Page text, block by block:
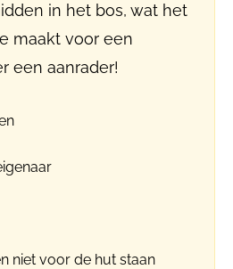
in het bos, wat het
maakt voor een
een aanrader!
niet voor de hut staan